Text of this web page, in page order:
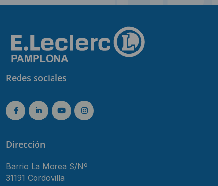
Redes sociales
Dirección
Barrio La Morea S/Nº
31191 Cordovilla